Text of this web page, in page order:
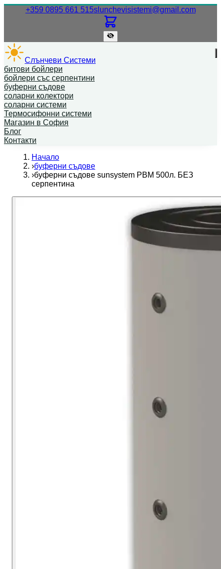
+359 0895 661 515Нашият телефонен номер.
slunchevisistemi@gmail.com
Слънчеви Системи
битови бойлери
бойлери със серпентини
буферни съдове
соларни колектори
соларни системи
Термосифонни системи
Магазин в София
Блог
Контакти
Начало
›буферни съдове
›буферни съдове sunsystem PBM 500л. БЕЗ
серпентина